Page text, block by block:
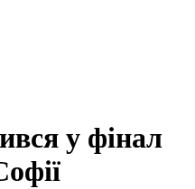
у фінал